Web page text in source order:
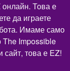
Това е
да играете
Имаме само
The Impossible
сайт, това е EZ!